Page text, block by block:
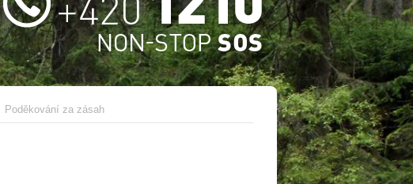
Poděkování za zásah